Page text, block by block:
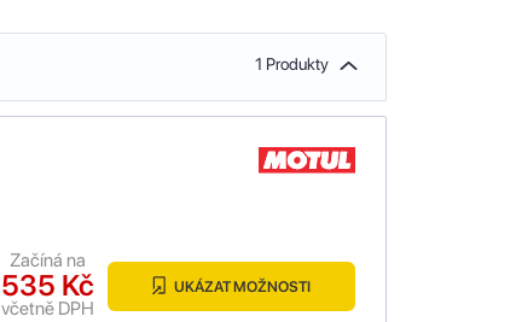
1 Produkty
535 Kč
včetně DPH
Začíná na
UKÁZAT MOŽNOSTI